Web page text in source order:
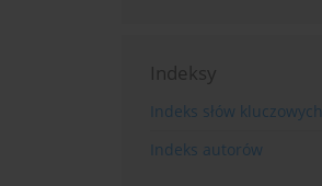
Indeksy
Indeks słów kluczowych
Indeks autorów